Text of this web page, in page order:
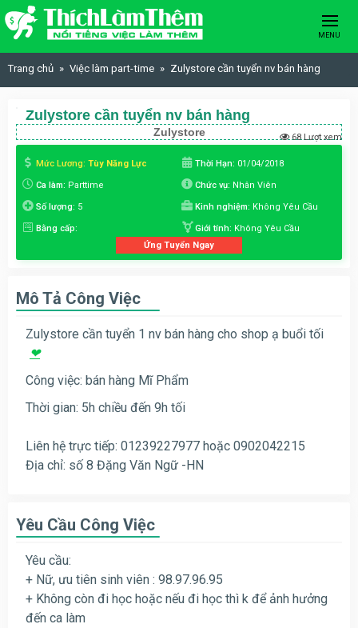
Skip to content
MENU
Trang chủ Việc làm part-time Zulystore cần tuyển nv bán hàng
Zulystore cần tuyển nv bán hàng
Zulystore 68 Lượt xem
Mức Lương: Tùy Năng Lực Thời Hạn: 01/04/2018
Ca làm: Parttime Chức vụ: Nhân Viên
Số lượng: 5 Kinh nghiệm: Không Yêu Cầu
Bằng cấp: Giới tính: Không Yêu Cầu
Ứng Tuyển Ngay
Mô Tả Công Việc
Zulystore cần tuyển 1 nv bán hàng cho shop ạ buổi tối
❤
Công việc: bán hàng Mĩ Phẩm
Thời gian: 5h chiều đến 9h tối
Liên hệ trực tiếp: 01239227977 hoặc 0902042215
Địa chỉ: số 8 Đặng Văn Ngữ -HN
Yêu Cầu Công Việc
Yêu cầu:
+ Nữ, ưu tiên sinh viên : 98.97.96.95
+ Không còn đi học hoặc nếu đi học thì k để ảnh hưởng
đến ca làm